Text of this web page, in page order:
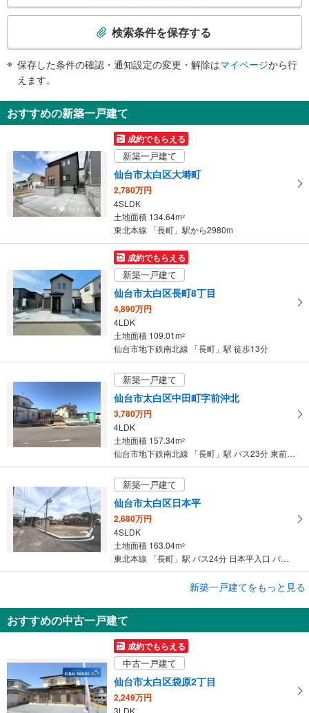
ＪＲ長町駅、あすと長町１～４丁目、イケア仙台、長町商店街東、バスのりば
・改札⇔南２出口
【ＪＲ】
・ホーム⇔改札
【仙台市交通局】
・ホーム⇔改札
・改札⇔南１出口（途中一部）
・改札⇔南２出口
トイレ
《多機能トイレ》
・改札内
【仙台市交通局】
《多機能トイレ》
・改札外
【ＪＲ】
【仙台市交通局】
・ＡＥＤ
検
知
を
け
取
る
・
条
イ
ペ
ー
ジ
に
存
る
検索条件を保存する
保存した条件の確認・通知設定の変更・解除はマイページから行
えます。
おすすめの新築一戸建て
成約でもらえる
新築一戸建て
仙台市太白区大塒町
2,780万円
4SLDK
土地面積 134.64m2
東北本線 「長町」駅から2980m
成約でもらえる
新築一戸建て
仙台市太白区長町8丁目
4,890万円
4LDK
土地面積 109.01m2
仙台市地下鉄南北線 「長町」駅 徒歩13分
新築一戸建て
仙台市太白区中田町字前沖北
3,780万円
4LDK
土地面積 157.34m2
仙台市地下鉄南北線 「長町」駅 バス23分 東前田 バス停下車 徒歩2分
新築一戸建て
仙台市太白区日本平
2,680万円
4SLDK
土地面積 163.04m2
東北本線 「長町」駅 バス24分 日本平入口 バス停下車 徒歩4分
仙台市太白区富田字南ノ西
3,580万円
4LDK
土地面積 165.87m2
新築一戸建てをもっと見る
おすすめの中古一戸建て
成約でもらえる
中古一戸建て
仙台市太白区袋原2丁目
2,249万円
3LDK